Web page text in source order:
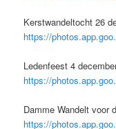
Kerstwandeltocht 26
https://
Ledenfeest 4
https://
Damme Wandelt voor
https://